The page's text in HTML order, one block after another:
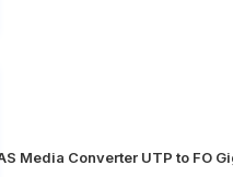
Media Converter UTP to FO